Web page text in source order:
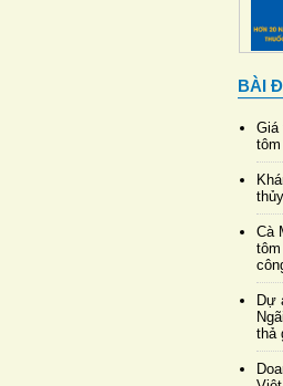
BÀI
Giá
Cà
Dự
thả